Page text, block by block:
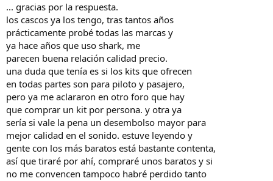
:
... gracias por la respuesta.
los cascos ya los tengo, tras tantos años
prácticamente probé todas las marcas y
ya hace años que uso shark, me
parecen buena relación calidad precio.
una duda que tenía es si los kits que ofrecen
en todas partes son para piloto y pasajero,
pero ya me aclararon en otro foro que hay
que comprar un kit por persona. y otra ya
sería si vale la pena un desembolso mayor para
mejor calidad en el sonido. estuve leyendo y
gente con los más baratos está bastante contenta,
así que tiraré por ahí, compraré unos baratos y si
no me convencen tampoco habré perdido tanto